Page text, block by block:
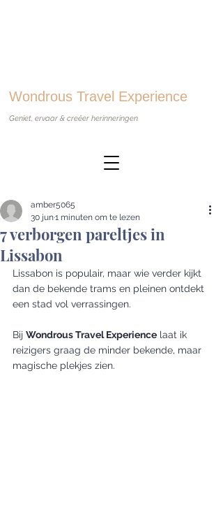
Wondrous Travel Experience
Geniet, ervaar & creëer herinneringen
7 verborgen pareltjes in
Lissabon
amber5065
30 jun1 minuten om te lezen
Lissabon is populair, maar wie verder kijkt
dan de bekende trams en pleinen ontdekt
een stad vol verrassingen.
Bij Wondrous Travel Experience laat ik
reizigers graag de minder bekende, maar
magische plekjes zien.